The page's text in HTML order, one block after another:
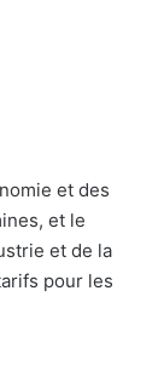
et des
et le
et de la
pour les